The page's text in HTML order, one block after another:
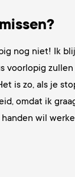
nog niet! Ik
voorlopig
is zo, als je
omdat ik
wil